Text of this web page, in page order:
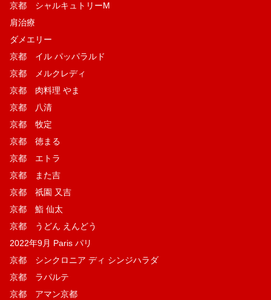
京都 シャルキュトリーM
肩治療
ダメエリー
京都 イル パッパラルド
京都 メルクレディ
京都 肉料理 やま
京都 八清
京都 牧定
京都 徳まる
京都 エトラ
京都 また吉
京都 祇園 又吉
京都 鮨 仙太
京都 うどん えんどう
2022年9月 Paris パリ
京都 シンクロニア ディ シンジハラダ
京都 ラパルテ
京都 アマン京都